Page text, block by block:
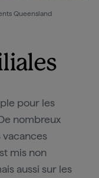
Queensland
pour les
nombreux
vacances
mis non
aussi sur les